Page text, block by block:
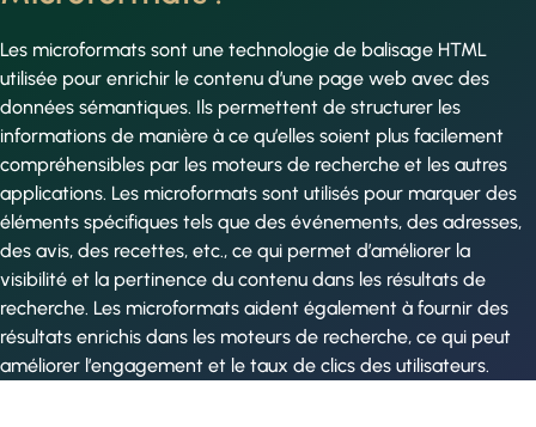
Les microformats sont une technologie de balisage HTML
utilisée pour enrichir le contenu d’une page web avec des
données sémantiques. Ils permettent de structurer les
informations de manière à ce qu’elles soient plus facilement
compréhensibles par les moteurs de recherche et les autres
applications. Les microformats sont utilisés pour marquer des
éléments spécifiques tels que des événements, des adresses,
des avis, des recettes, etc., ce qui permet d’améliorer la
visibilité et la pertinence du contenu dans les résultats de
recherche. Les microformats aident également à fournir des
résultats enrichis dans les moteurs de recherche, ce qui peut
améliorer l’engagement et le taux de clics des utilisateurs.